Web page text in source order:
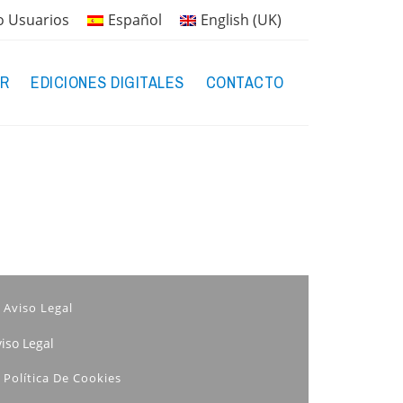
Usuarios Español English (UK)
EDICIONES DIGITALES CONTACTO
Aviso Legal
Legal
Política De Cookies